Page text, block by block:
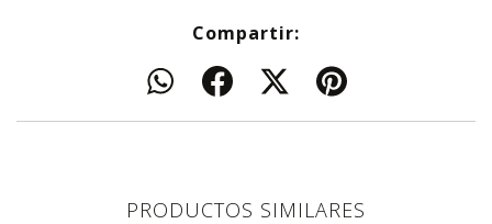
Compartir:
PRODUCTOS SIMILARES